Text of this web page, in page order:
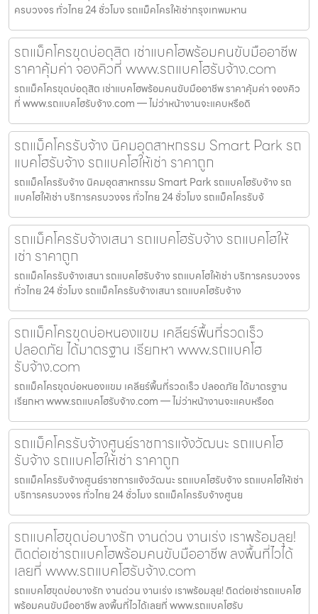
ครบวงจร ทั่วไทย 24 ชั่วโมง รถแม็คโครให้เช่ากรุงเทพมหาน
รถแม็คโครขุดบ่อดุสิต เช่าแบคโฮพร้อมคนขับมืออาชีพ
ราคาคุ้มค่า จองคิวที่ www.รถแบคโฮรับจ้าง.com
รถแม็คโครขุดบ่อดุสิต เช่าแบคโฮพร้อมคนขับมืออาชีพ ราคาคุ้มค่า จองคิว
ที่ www.รถแบคโฮรับจ้าง.com — ไม่ว่าหน้างานจะแคบหรือดิ
รถแม็คโครรับจ้าง นิคมอุตสาหกรรม Smart Park รถ
แบคโฮรับจ้าง รถแบคโฮให้เช่า ราคาถูก
รถแม็คโครรับจ้าง นิคมอุตสาหกรรม Smart Park รถแบคโฮรับจ้าง รถ
แบคโฮให้เช่า บริการครบวงจร ทั่วไทย 24 ชั่วโมง รถแม็คโครรับจ้
รถแม็คโครรับจ้างเสนา รถแบคโฮรับจ้าง รถแบคโฮให้
เช่า ราคาถูก
รถแม็คโครรับจ้างเสนา รถแบคโฮรับจ้าง รถแบคโฮให้เช่า บริการครบวงจร
ทั่วไทย 24 ชั่วโมง รถแม็คโครรับจ้างเสนา รถแบคโฮรับจ้าง
รถแม็คโครขุดบ่อหนองแขม เคลียร์พื้นที่รวดเร็ว
ปลอดภัย ได้มาตรฐาน เรียกหา www.รถแบคโฮ
รับจ้าง.com
รถแม็คโครขุดบ่อหนองแขม เคลียร์พื้นที่รวดเร็ว ปลอดภัย ได้มาตรฐาน
เรียกหา www.รถแบคโฮรับจ้าง.com — ไม่ว่าหน้างานจะแคบหรือด
รถแม็คโครรับจ้างศูนย์ราชการแจ้งวัฒนะ รถแบคโฮ
รับจ้าง รถแบคโฮให้เช่า ราคาถูก
รถแม็คโครรับจ้างศูนย์ราชการแจ้งวัฒนะ รถแบคโฮรับจ้าง รถแบคโฮให้เช่า
บริการครบวงจร ทั่วไทย 24 ชั่วโมง รถแม็คโครรับจ้างศูนย
รถแบคโฮขุดบ่อบางรัก งานด่วน งานเร่ง เราพร้อมลุย!
ติดต่อเช่ารถแบคโฮพร้อมคนขับมืออาชีพ ลงพื้นที่ไวได้
เลยที่ www.รถแบคโฮรับจ้าง.com
รถแบคโฮขุดบ่อบางรัก งานด่วน งานเร่ง เราพร้อมลุย! ติดต่อเช่ารถแบคโฮ
พร้อมคนขับมืออาชีพ ลงพื้นที่ไวได้เลยที่ www.รถแบคโฮรับ